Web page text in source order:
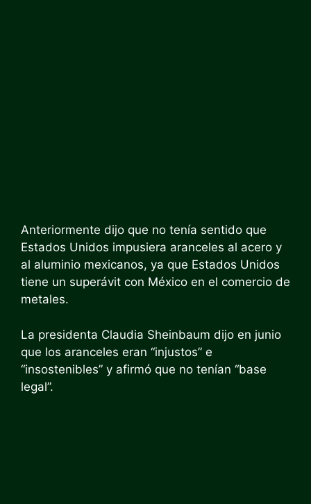
Anteriormente dijo que no tenía sentido que
Estados Unidos impusiera aranceles al acero y
al aluminio mexicanos, ya que Estados Unidos
tiene un superávit con México en el comercio de
metales.
La presidenta Claudia Sheinbaum dijo en junio
que los aranceles eran “injustos” e
“insostenibles” y afirmó que no tenían “base
legal”.